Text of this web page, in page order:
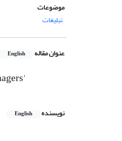
موضوعات
تبلیغات
عنوان مقاله English
نویسنده English